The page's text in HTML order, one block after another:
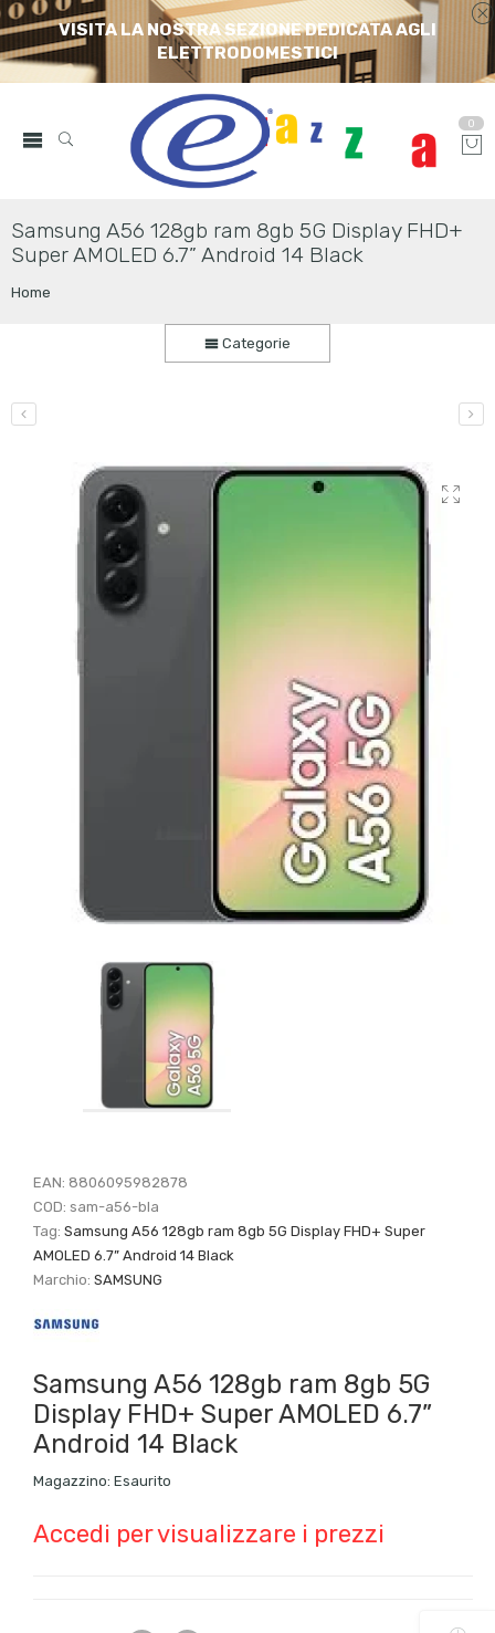
VISITA LA NOSTRA SEZIONE DEDICATA AGLI
ELETTRODOMESTICI
0
Samsung A56 128gb ram 8gb 5G Display FHD+
Super AMOLED 6.7” Android 14 Black
Home
Categorie
EAN: 8806095982878
COD:sam-a56-bla
Tag:Samsung A56 128gb ram 8gb 5G Display FHD+ Super
AMOLED 6.7” Android 14 Black
Marchio:SAMSUNG
Samsung A56 128gb ram 8gb 5G
Display FHD+ Super AMOLED 6.7”
Android 14 Black
Magazzino: Esaurito
Accedi per visualizzare i prezzi